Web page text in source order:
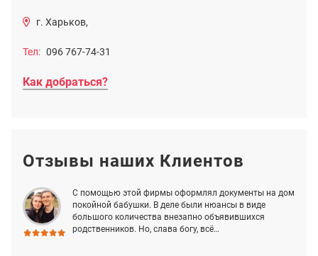
г. Харьков,
Тел: 096 767-74-31
Как добраться?
Отзывы наших Клиентов
С помощью этой фирмы оформлял документы на дом
покойной бабушки. В деле были нюансы в виде
большого количества внезапно объявившихся
родственников. Но, слава богу, всё…